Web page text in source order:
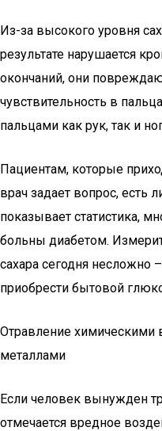
Из-за высокого уровня
результате нарушается
окончаний, они
чувствительность в
пальцами как рук, так и
Пациентам, которые
врач задает вопрос, есть
показывает статистика,
больны диабетом.
сахара сегодня несложно
приобрести бытовой
Отравление
металлами
Если человек вынужден
отмечается вредное